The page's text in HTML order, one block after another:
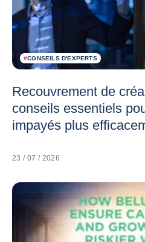
#CONSEILS D'EXPERTS
Recouvrement de
conseils essentiels
impayés plus
23 / 07 / 2026